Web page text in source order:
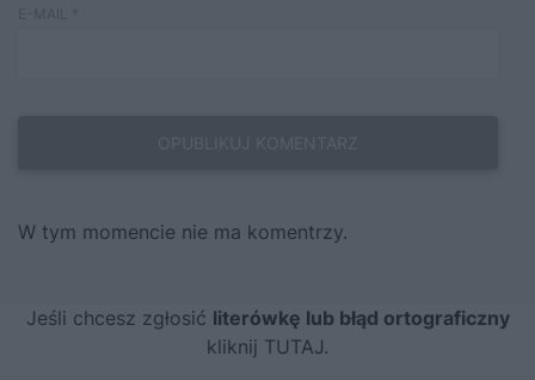
W tym momencie nie ma komentrzy.
Jeśli chcesz zgłosić literówkę lub błąd ortograficzny
kliknij TUTAJ.